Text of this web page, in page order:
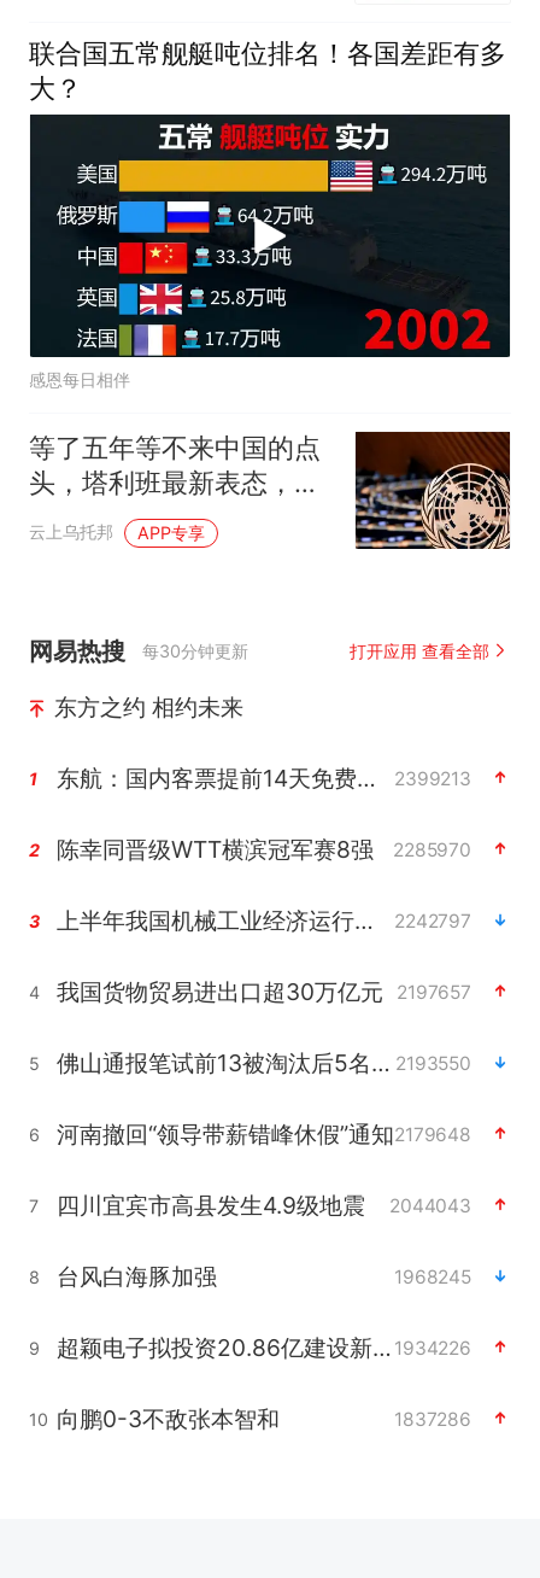
联合国五常舰艇吨位排名！各国差距有多
大？
感恩每日相伴
等了五年等不来中国的点
头，塔利班最新表态，把
矛头指向了联合国
云上乌托邦 APP专享
网易热搜 每30分钟更新 打开应用 查看全部
东方之约 相约未来
1 东航：国内客票提前14天免费退改 2399213
2 陈幸同晋级WTT横滨冠军赛8强 2285970
3 上半年我国机械工业经济运行稳中有进 2242797
4 我国货物贸易进出口超30万亿元 2197657
5 佛山通报笔试前13被淘汰后5名进体检 2193550
6 河南撤回“领导带薪错峰休假”通知2179648
7 四川宜宾市高县发生4.9级地震 2044043
8 台风白海豚加强 1968245
9 超颖电子拟投资20.86亿建设新项目 1934226
10 向鹏0-3不敌张本智和 1837286